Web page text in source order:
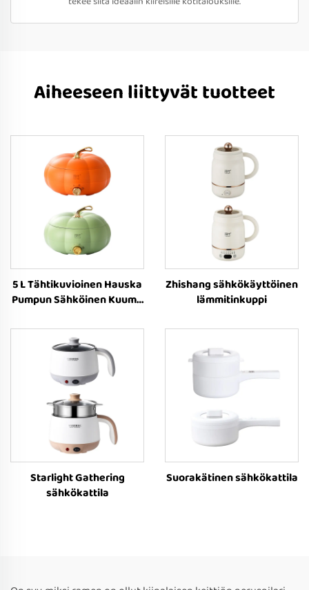
Aiheeseen liittyvät tuotteet
5 L Tähtikuvioinen Hauska
Pumpun Sähköinen Kuuma
Zhishang sähkökäyttöinen
lämmitinkuppi
Starlight Gathering
sähkökattila
Suorakätinen sähkökattila